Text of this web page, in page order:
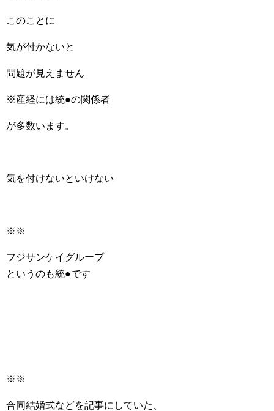
このことに
気が付かないと
問題が見えません
※産経には統●の関係者
が多数います。
気を付けないといけない
※※
フジサンケイグループ
というのも統●です
※※
合同結婚式などを記事にしていた、